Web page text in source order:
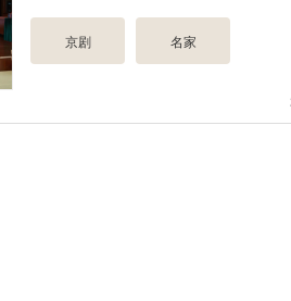
京剧 名家